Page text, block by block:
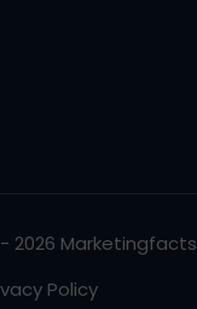
2026 Marketingfacts
Policy